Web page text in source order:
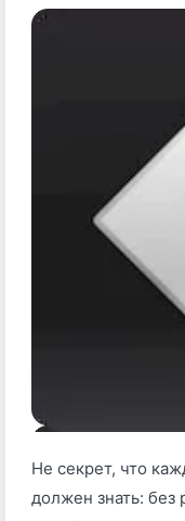
Не секрет, что
должен знать: без